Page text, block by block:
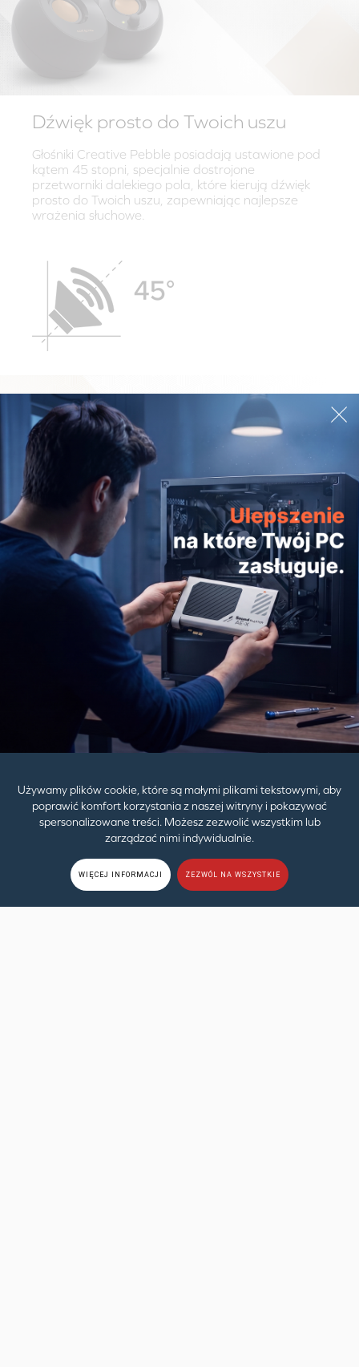
Używamy plików cookie, które są małymi plikami tekstowymi, aby
poprawić komfort korzystania z naszej witryny i pokazywać
spersonalizowane treści. Możesz zezwolić wszystkim lub
zarządzać nimi indywidualnie.
WIĘCEJ INFORMACJI ZEZWÓL NA WSZYSTKIE
Dźwięk prosto do Twoich uszu
Głośniki Creative Pebble posiadają ustawione pod
kątem 45 stopni, specjalnie dostrojone
przetworniki dalekiego pola, które kierują dźwięk
prosto do Twoich uszu, zapewniając najlepsze
wrażenia słuchowe.
Niewielkie wymiary, ogromna moc
Dzięki wbudowanym pasywnym radiatorom I
imponującej ogólnej mocy znamionowej równej
4.4W, niewielkich rozmiarów głośniki Creative
Pebble są w stanie wyprodukować zbalansowany
dźwięk o głębokim brzmieniu i zaskakująco
czystych detalach. Po prostu podłącz źródło
dźwięku za pomocą wejścia 3.5 mm i ciesz się
doskonałym brzmieniem.